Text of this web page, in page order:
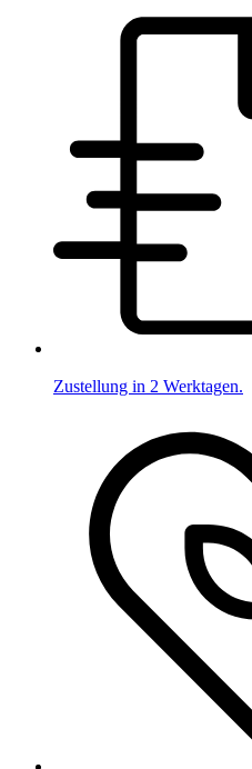
Zustellung in 2 Werktagen.